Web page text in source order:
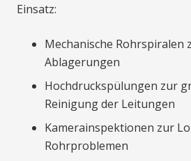
Einsatz:
Mechanische Rohrspiralen
Ablagerungen
Hochdruckspülungen zur
Reinigung der Leitungen
Kamerainspektionen zur
Rohrproblemen